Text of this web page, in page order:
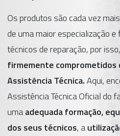
Os produtos são cada vez
de uma maior especialização
técnicos de reparação, por isso,
firmemente comprometidos
Assistência Técnica.Aqui,
Assistência Técnica Oficial do
umaadequada formação,
dos seus técnicos, a